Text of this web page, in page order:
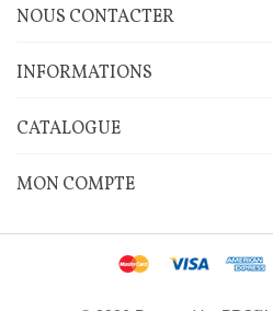
NOUS CONTACTER
INFORMATIONS
CATALOGUE
MON COMPTE